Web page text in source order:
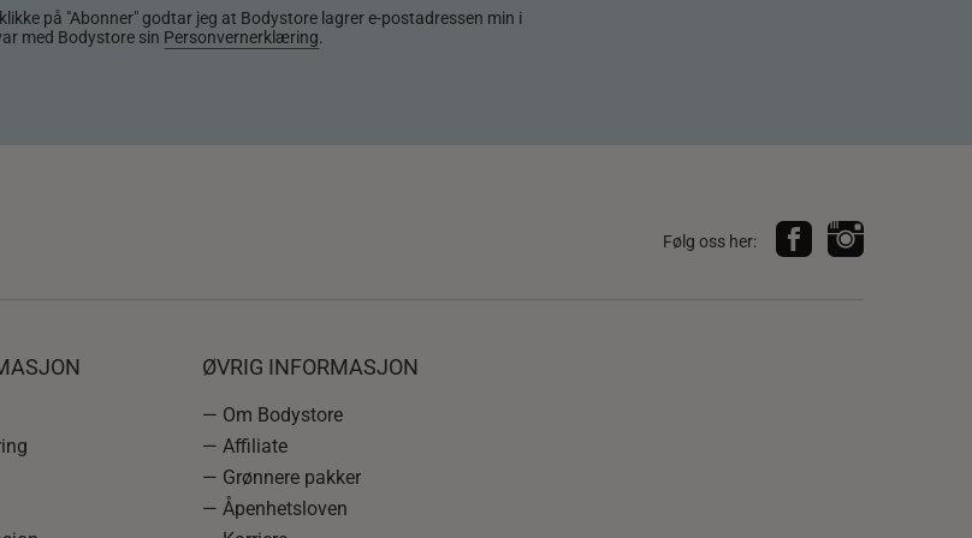
på "Abonner" godtar jeg at Bodystore lagrer e-postadressen min i
med Bodystore sin Personvernerklæring.
Følg oss her:
ØVRIG INFORMASJON
— Om Bodystore
— Affiliate
— Grønnere pakker
— Åpenhetsloven